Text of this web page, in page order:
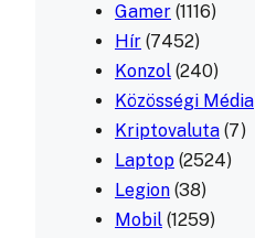
Gamer (1116)
Hír (7452)
Konzol (240)
Közösségi Média
Kriptovaluta (7)
Laptop (2524)
Legion (38)
Mobil (1259)